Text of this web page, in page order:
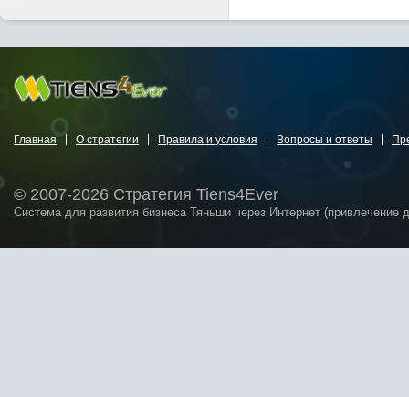
Главная О стратегии Правила и условия Вопросы и ответы
© 2007-2026 Стратегия Tiens4Ever
Система для развития бизнеса Тяньши через Интернет (привлечение